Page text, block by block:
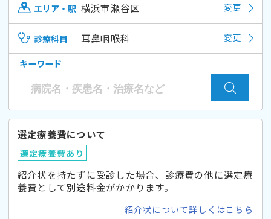
エリア・駅 横浜市瀬谷区 変更
診療科目 耳鼻咽喉科 変更
キーワード
選定療養費について
選定療養費あり
紹介状を持たずに受診した場合、診療費の他に選定療
養費として別途料金がかかります。
紹介状について詳しくはこちら